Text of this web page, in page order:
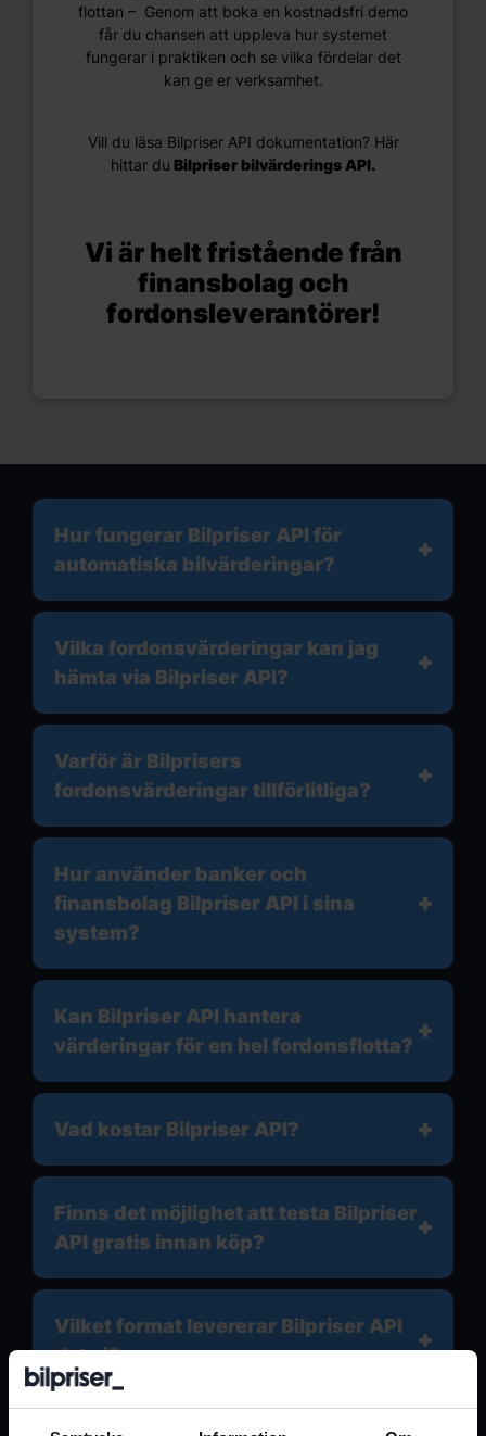
flottan – Genom att boka en kostnadsfri demo
får du chansen att uppleva hur systemet
fungerar i praktiken och se vilka fördelar det
kan ge er verksamhet.
Vill du läsa Bilpriser API dokumentation? Här
hittar du Bilpriser bilvärderings API.
Vi är helt fristående från
finansbolag och
fordonsleverantörer!
Hur fungerar Bilpriser API för
automatiska bilvärderingar?
Vilka fordonsvärderingar kan jag
hämta via Bilpriser API?
Varför är Bilprisers
fordonsvärderingar tillförlitliga?
Hur använder banker och
finansbolag Bilpriser API i sina
system?
Kan Bilpriser API hantera
värderingar för en hel fordonsflotta?
Vad kostar Bilpriser API?
Finns det möjlighet att testa Bilpriser
API gratis innan köp?
Vilket format levererar Bilpriser API
data i?